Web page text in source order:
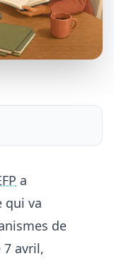
a
qui va
de
avril,